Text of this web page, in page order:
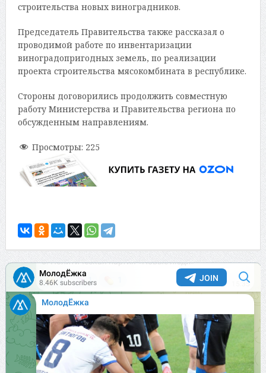
строительства новых виноградников.
Председатель Правительства также рассказал о
проводимой работе по инвентаризации
виноградопригодных земель, по реализации
проекта строительства мясокомбината в республике.
Стороны договорились продолжить совместную
работу Министерства и Правительства региона по
обсужденным направлениям.
Просмотры: 225